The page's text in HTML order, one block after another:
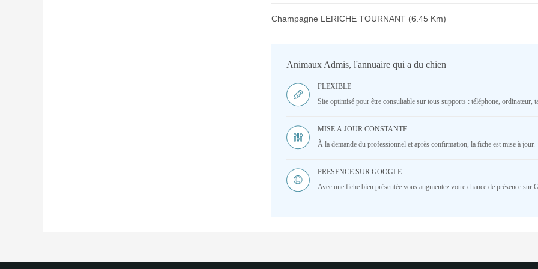
Champagne LERICHE TOURNANT (6.45 Km)
Animaux Admis, l'annuaire qui a du chien
FLEXIBLE
Site optimisé pour être consultable sur tous supports : téléphone, ordinateur,
MISE À JOUR CONSTANTE
À la demande du professionnel et après confirmation, la fiche est mise à jour.
PRÉSENCE SUR GOOGLE
Avec une fiche bien présentée vous augmentez votre chance de présence sur